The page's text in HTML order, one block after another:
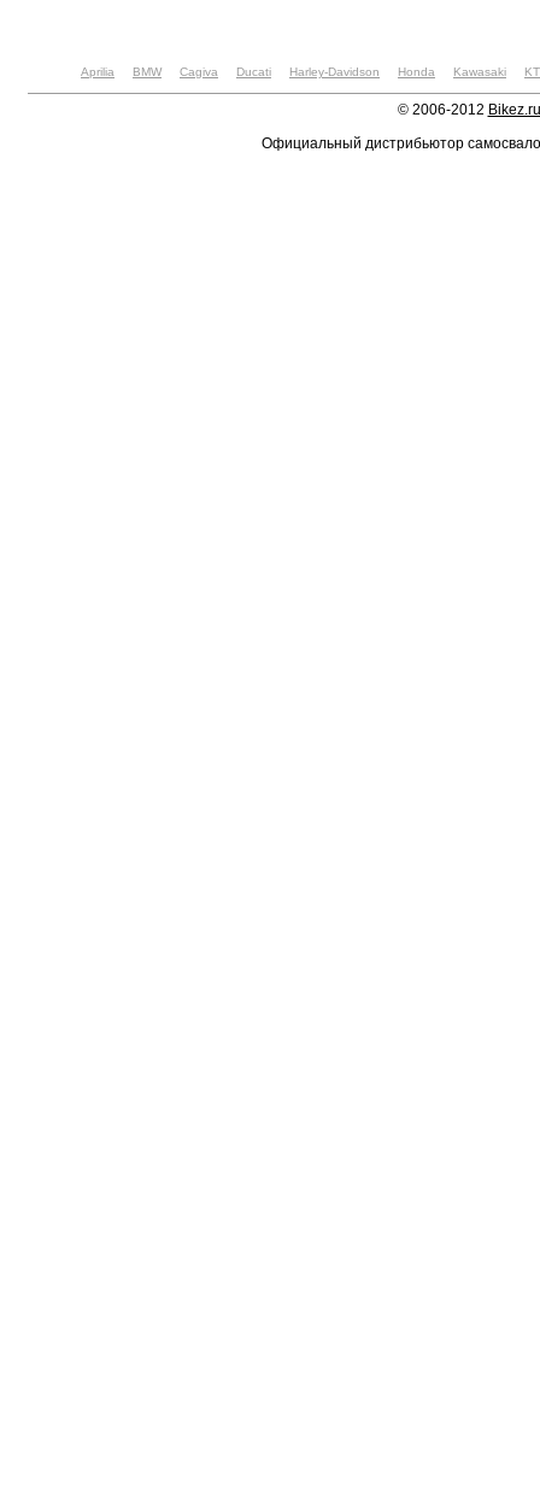
Aprilia BMW Cagiva Ducati Harley-Davidson Honda Kawasaki
© 2006-2012 Bikez.ru
Официальный дистрибьютор